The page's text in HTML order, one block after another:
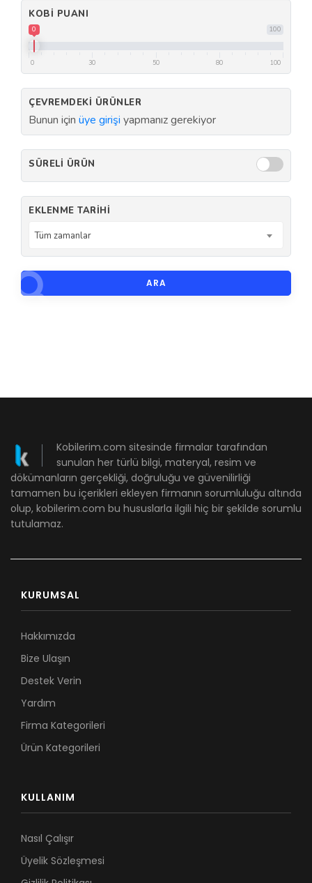
KOBI PUANI
100
0
0 30 50 80 100
ÇEVREMDEKI ÜRÜNLER
Bunun için üye girişi yapmanız gerekiyor
SÜRELI ÜRÜN
EKLENME TARIHI
Tüm zamanlar
ARA
Kobilerim.com sitesinde firmalar tarafından
sunulan her türlü bilgi, materyal, resim ve
dökümanların gerçekliği, doğruluğu ve güvenilirliği
tamamen bu içerikleri ekleyen firmanın sorumluluğu altında
olup, kobilerim.com bu hususlarla ilgili hiç bir şekilde sorumlu
tutulamaz.
KURUMSAL
Hakkımızda
Bize Ulaşın
Destek Verin
Yardım
Firma Kategorileri
Ürün Kategorileri
KULLANIM
Nasıl Çalışır
Üyelik Sözleşmesi